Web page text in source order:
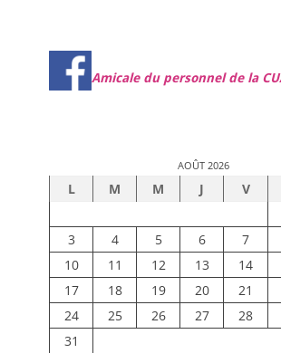
Amicale du personnel de la
AOÛT 2026
L M M J V
3
4 5 6 7
10
11 12 13 14
17
18 19 20 21
24
25 26 27 28
31